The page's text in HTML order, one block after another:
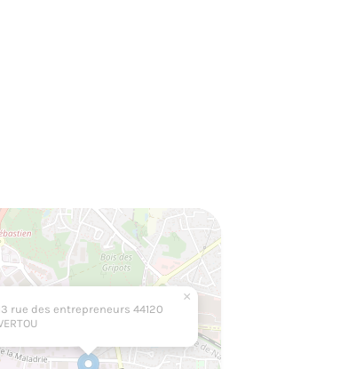
rue des entrepreneurs 44120
×